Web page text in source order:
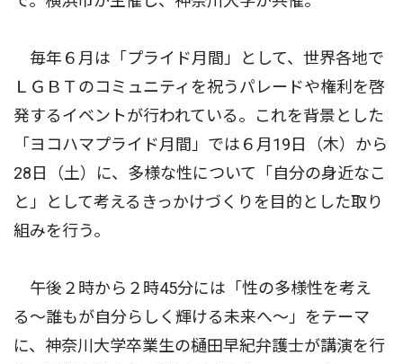
毎年６月は「プライド月間」として、世界各地で
ＬＧＢＴのコミュニティを祝うパレードや権利を啓
発するイベントが行われている。これを背景とした
「ヨコハマプライド月間」では６月19日（木）から
28日（土）に、多様な性について「自分の身近なこ
と」として考えるきっかけづくりを目的とした取り
組みを行う。
午後２時から２時45分には「性の多様性を考え
る〜誰もが自分らしく輝ける未来へ〜」をテーマ
に、神奈川大学卒業生の樋田早紀弁護士が講演を行